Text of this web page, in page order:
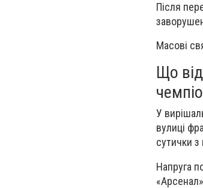
Після
Масові
Що
У
вулиці
сутички з
Напруга